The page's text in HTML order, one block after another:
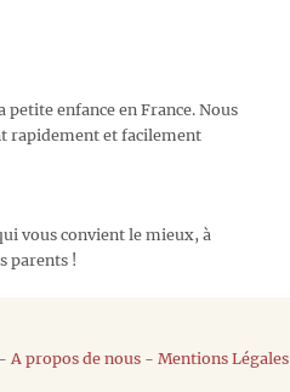
enfance en France. Nous
rapidement et facilement
vous convient le mieux, à
parents !
- A propos de nous - Mentions Légales